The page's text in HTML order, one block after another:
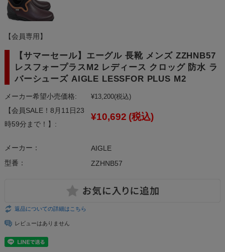
【会員専用】
【サマーセール】エーグル 長靴 メンズ ZZHNB57
レスフォープラスM2 レディース クロッグ 防水 ラ
バーシューズ AIGLE LESSFOR PLUS M2
メーカー希望小売価格: ¥13,200(税込)
【会員SALE！8月11日23
時59分まで！】:
¥10,692 (税込)
メーカー：
AIGLE
型番：
ZZHNB57
返品についての詳細はこちら
レビューはありません